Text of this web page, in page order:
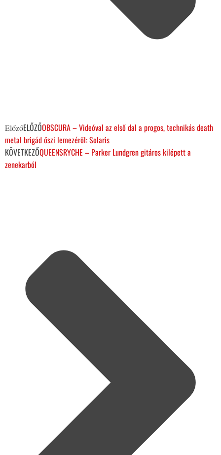
ElőzőELŐZŐOBSCURA – Videóval az első dal a progos, technikás death
metal brigád őszi lemezéről: Solaris
KÖVETKEZŐQUEENSRYCHE – Parker Lundgren gitáros kilépett a
zenekarból